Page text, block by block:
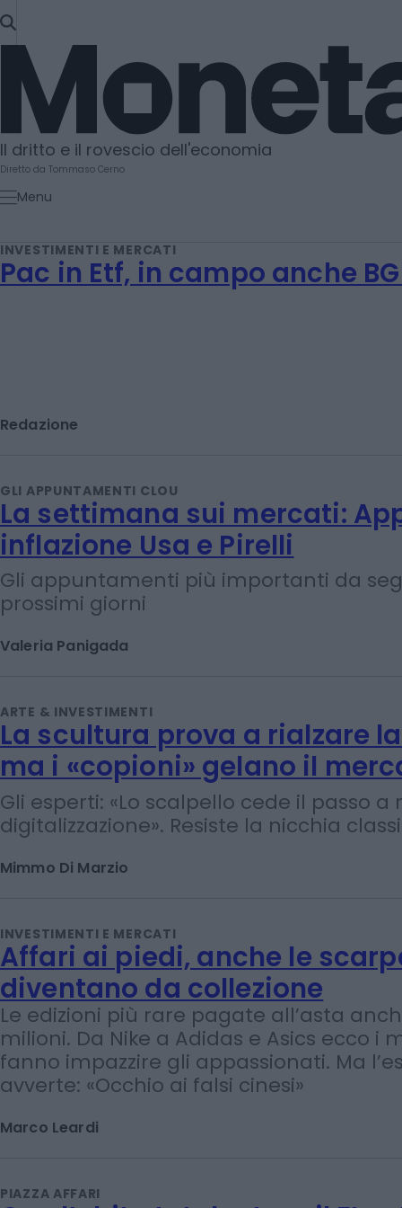
SKIP
TO
CONTENT
Moneta
Il dritto e il rovescio dell'economia
Diretto da Tommaso Cerno
Menu
Redazione
GLI APPUNTAMENTI CLOU
La settimana sui mercati:
inflazione Usa e Pirelli
Gli appuntamenti più importanti da
Valeria Panigada
ARTE & INVESTIMENTI
La scultura prova a rialzare la
ma i «copioni» gelano il
Mimmo Di Marzio
INVESTIMENTI E MERCATI
Affari ai piedi, anche le
diventano da collezione
Le edizioni più rare pagate all’asta
milioni. Da Nike a Adidas e Asics ecco i